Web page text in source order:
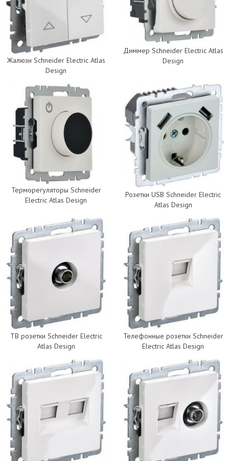
Жалюзи Schneider Electric Atlas
Design
Диммер Schneider Electric Atlas
Design
Терморегуляторы Schneider
Electric Atlas Design
Розетки USB Schneider Electric
Atlas Design
ТВ розетки Schneider Electric
Atlas Design
Телефонные розетки Schneider
Electric Atlas Design